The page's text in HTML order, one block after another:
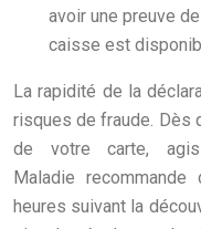
avoir une preuve
caisse est
La rapidité de la
risques de fraude. Dès
de votre carte,
Maladie
heures suivant la